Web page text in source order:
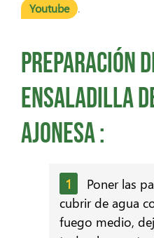
Youtube
.
Preparación
Ensaladilla
Ajonesa :
Poner las
cubrir de agua
fuego medio,